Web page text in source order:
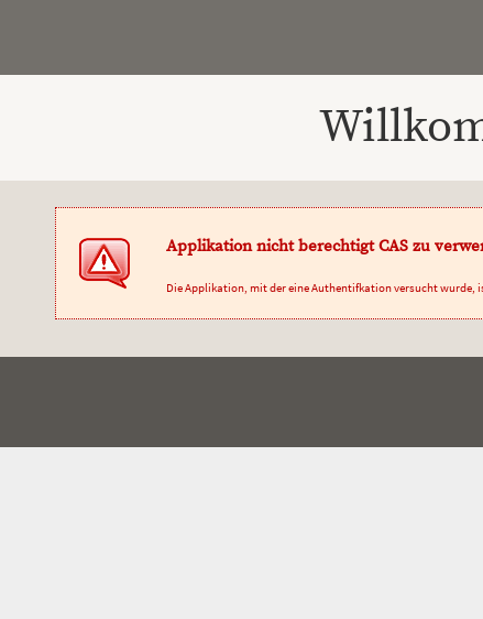
Applikation nicht berechtigt CAS zu
Die Applikation, mit der eine Authentifkation versucht wurde,